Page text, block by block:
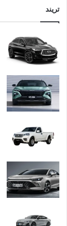
تريند